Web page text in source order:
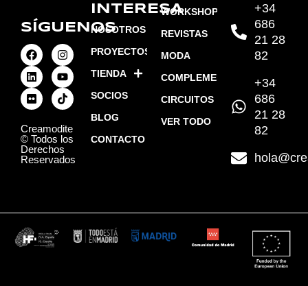
SÍGUENOS
Creamodite
© Todos los
Derechos
Reservados
INTERESA
NOSOTROS
PROYECTOS
TIENDA
SOCIOS
BLOG
CONTACTO
WORKSHOPS
REVISTAS
MODA
COMPLEMENTOS
CIRCUITOS
VER TODO
+34
686
21 28
82
+34
686
21 28
82